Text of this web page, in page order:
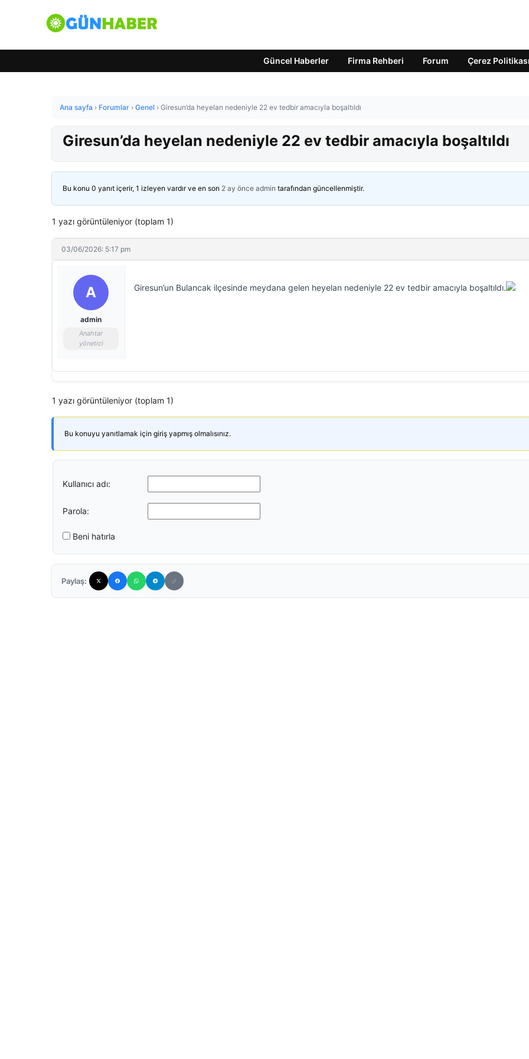
Güncel Haberler Firma Rehberi Forum Çerez Politikası
Ana sayfa › Forumlar › Genel › Giresun’da heyelan nedeniyle 22 ev tedbir amacıyla boşaltıldı
Giresun’da heyelan nedeniyle 22 ev tedbir amacıyla boşaltıldı
Bu konu 0 yanıt içerir, 1 izleyen vardır ve en son 2 ay önce admin tarafından güncellenmiştir.
1 yazı görüntüleniyor (toplam 1)
03/06/2026: 5:17 pm
A
admin
Anahtar
yönetici
Giresun’un Bulancak ilçesinde meydana gelen heyelan nedeniyle 22 ev tedbir amacıyla boşaltıldı.
1 yazı görüntüleniyor (toplam 1)
Bu konuyu yanıtlamak için giriş yapmış olmalısınız.
Kullanıcı adı:
Parola:
Beni hatırla
Paylaş: